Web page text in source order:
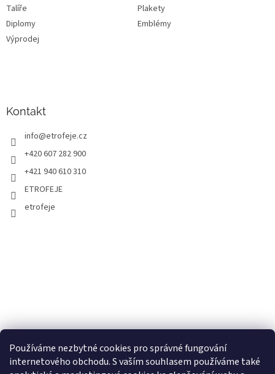
Používáme nezbytné cookies pro správné fungování
internetového obchodu. S vaším souhlasem používáme také
Talíře
Plakety
Diplomy
Emblémy
Výprodej
Kontakt
info@etrofeje.cz
+420 607 282 900
+421 940 610 310
ETROFEJE
etrofeje